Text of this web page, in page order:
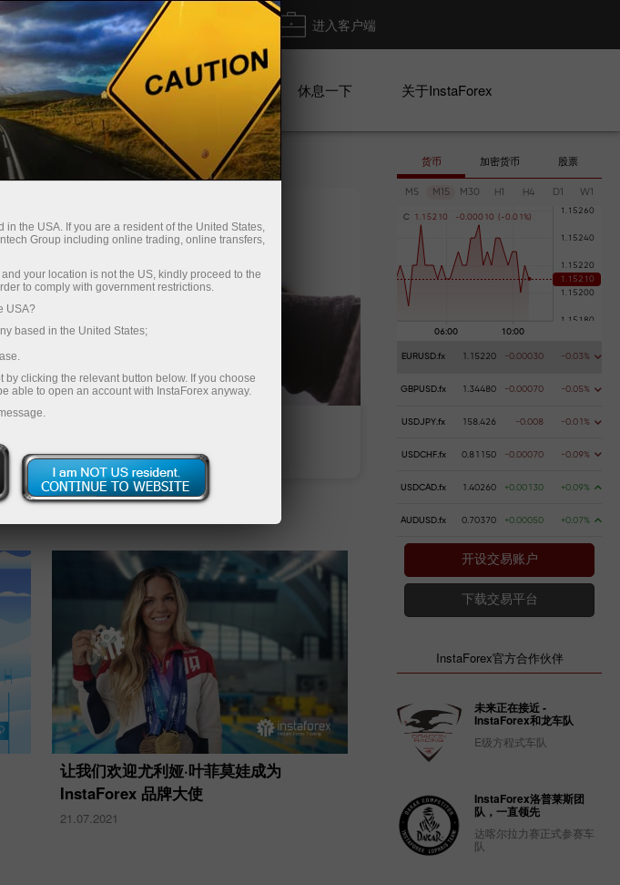
交易平台 进入客户端
对于合作伙伴 广告系列 休息一下 关于InstaForex
让我们欢迎尤利娅·叶菲莫娃成为
InstaForex 品牌大使
21.07.2021 09.06.2021
货币 加密货币 股票
M5 M15 M30 H1 H4 D1 W1
C 1 . 1 52 1 0 -0 .000 1 0 ( -0 .0 1 %
EURUSD.fx 1.15220 -0.00030 -0.03%
GBPUSD.fx 1.34480 -0.00070 -0.05%
USDJPY.fx 158.426 -0.008 -0.01%
USDCHF.fx 0.81150 -0.00070 -0.09%
USDCAD.fx 1.40260 +0.00130 +0.09%
AUDUSD.fx 0.70370 +0.00050 +0.07%
开设交易账户
下载交易平台
InstaForex官方合作伙伴
未来正在接近 -
InstaForex和龙车队
E级方程式车队
InstaForex洛普莱斯团
队，一直领先
达喀尔拉力赛正式参赛车
队
the USA. If you are a resident of the United States,
Group including online trading, online transfers,
your location is not the US, kindly proceed to the
to comply with government restrictions.
USA?
based in the United States;
clicking the relevant button below. If you choose
able to open an account with InstaForex anyway.